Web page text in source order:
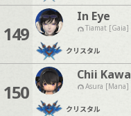
149
In Eye
Tiamat [Gaia]
クリスタル
150
Chii Kawa
Asura [Mana]
クリスタル